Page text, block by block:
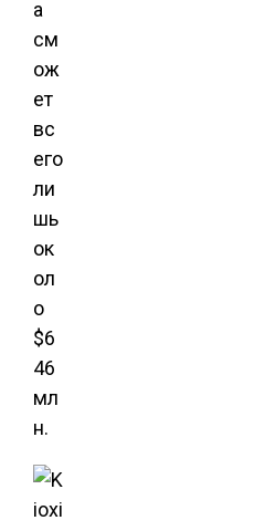
а
см
ож
ет
вс
его
ли
шь
ок
ол
о
$6
46
мл
н.